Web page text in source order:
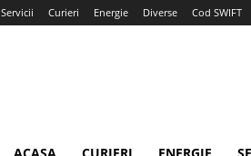
Servicii Curieri Energie Diverse Cod SWIFT